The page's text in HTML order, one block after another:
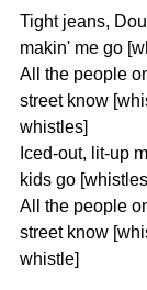
Tight jeans,
makin' me go [
All
the people
street know [
whistles]
Iced-out, lit-up
kids go [whistles
All
the people
street know [
whistle]